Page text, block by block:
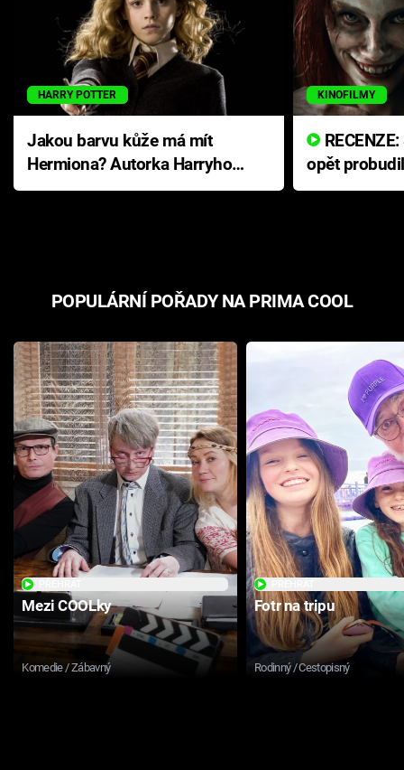
HARRY POTTER
Jakou barvu kůže má mít
Hermiona? Autorka Harryho
Pottera přišla s ráznou
KINOFILMY
opět
přichází s
POPULÁRNÍ POŘADY NA PRIMA COOL
Mezi COOLky
Komedie / Zábavný
Fotr na tripu
Rodinný / Cestopisný